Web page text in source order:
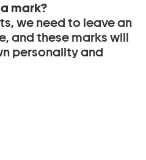
mark?
we need to leave an
and these marks will
personality and